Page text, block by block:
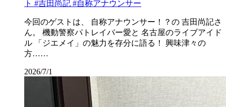
ト #吉田尚記 #自称アナウンサー
今回のゲストは、 自称アナウンサー！？の 吉田尚記さ
ん。 機動警察パトレイバー愛と 名古屋のライブアイド
ル 「ジエメイ」の魅力を存分に語る！ 興味津々の
方……
2026/7/1